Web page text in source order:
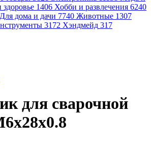
здоровье 1406 Хобби и развлечения 6240
Для дома и дачи 7740 Животные 1307
3172 Хэндмейд 317
для сварочной